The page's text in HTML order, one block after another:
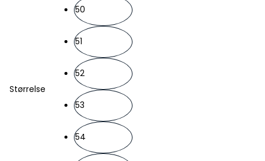
Størrelse
50
51
52
53
54